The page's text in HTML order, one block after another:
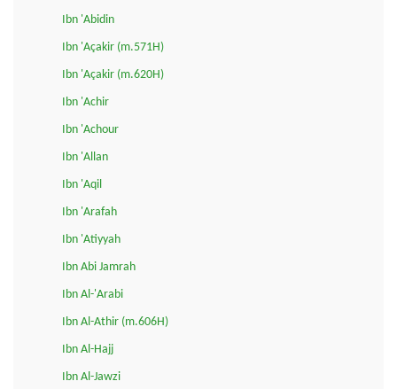
Ibn 'Abidin
Ibn 'Açakir (m.571H)
Ibn 'Açakir (m.620H)
Ibn 'Achir
Ibn 'Achour
Ibn 'Allan
Ibn 'Aqil
Ibn 'Arafah
Ibn 'Atiyyah
Ibn Abi Jamrah
Ibn Al-'Arabi
Ibn Al-Athir (m.606H)
Ibn Al-Hajj
Ibn Al-Jawzi